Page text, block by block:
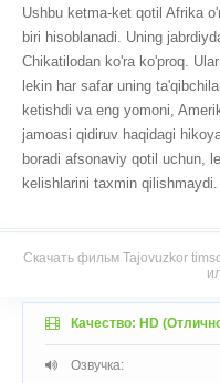
Ushbu ketma-ket qotil Afrika
biri hisoblanadi. Uning
Chikatilodan ko'ra ko'proq.
lekin har safar uning
ketishdi va eng yomoni,
jamoasi qidiruv haqidagi
boradi afsonaviy qotil uchun,
kelishlarini taxmin qilishmaydi.
Скачать фильм Tajovuzkor
Качество: HD
Озвучка: